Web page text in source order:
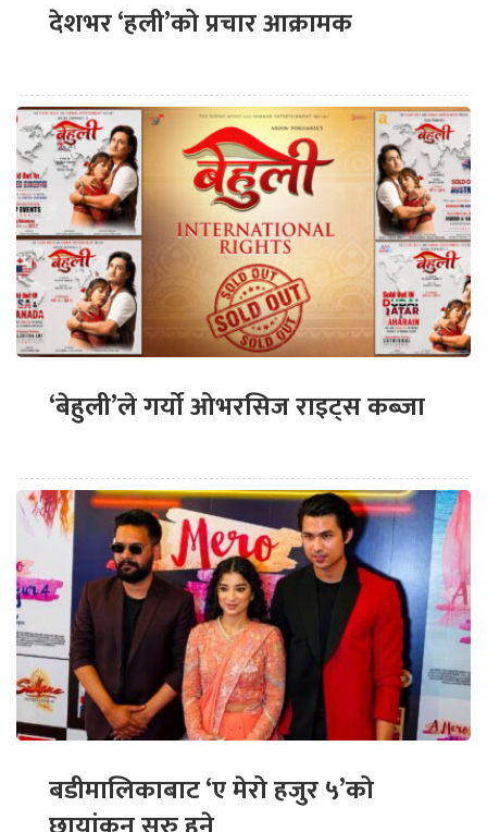
देशभर ‘हली’को प्रचार आक्रामक
‘बेहुली’ले गर्यो ओभरसिज राइट्स कब्जा
बडीमालिकाबाट ‘ए मेरो हजुर ५’को